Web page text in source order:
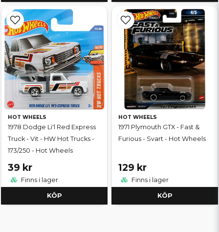
HOT WHEELS
1978 Dodge Li'l Red Express
Truck - Vit - HW Hot Trucks -
173/250 - Hot Wheels
39 kr
Finns i lager
KÖP
HOT WHEELS
1971 Plymouth GTX - Fast &
Furious - Svart - Hot Wheels
129 kr
Finns i lager
KÖP